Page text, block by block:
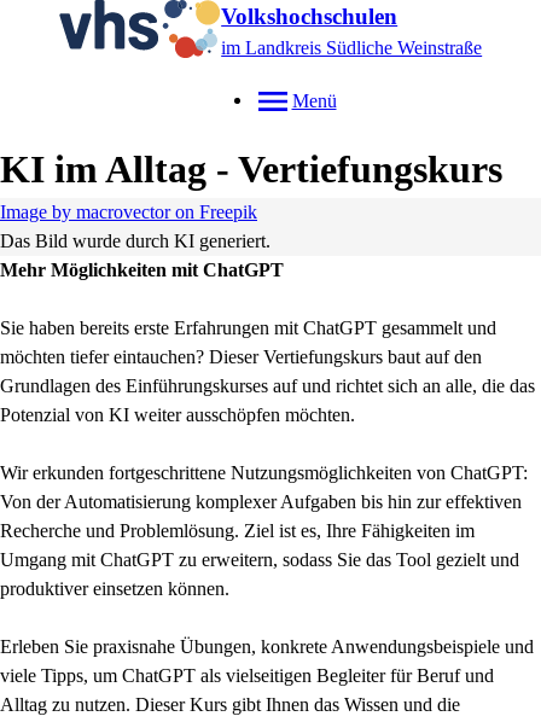
Volkshochschulen
im Landkreis Südliche Weinstraße
Menü
KI im Alltag - Vertiefungskurs
Image by macrovector on Freepik
Das Bild wurde durch KI generiert.
Mehr Möglichkeiten mit ChatGPT
Sie haben bereits erste Erfahrungen mit ChatGPT gesammelt und
möchten tiefer eintauchen? Dieser Vertiefungskurs baut auf den
Grundlagen des Einführungskurses auf und richtet sich an alle, die das
Potenzial von KI weiter ausschöpfen möchten.
Wir erkunden fortgeschrittene Nutzungsmöglichkeiten von ChatGPT:
Von der Automatisierung komplexer Aufgaben bis hin zur effektiven
Recherche und Problemlösung. Ziel ist es, Ihre Fähigkeiten im
Umgang mit ChatGPT zu erweitern, sodass Sie das Tool gezielt und
produktiver einsetzen können.
Erleben Sie praxisnahe Übungen, konkrete Anwendungsbeispiele und
viele Tipps, um ChatGPT als vielseitigen Begleiter für Beruf und
Alltag zu nutzen. Dieser Kurs gibt Ihnen das Wissen und die